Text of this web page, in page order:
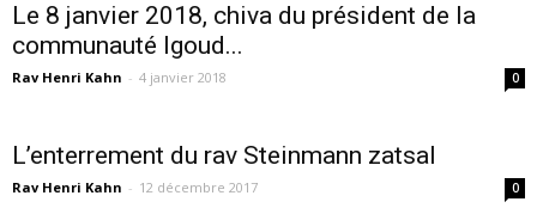
Le 8 janvier 2018, chiva du président de la
communauté Igoud...
Rav Henri Kahn - 4 janvier 2018 0
L’enterrement du rav Steinmann zatsal
Rav Henri Kahn - 12 décembre 2017 0